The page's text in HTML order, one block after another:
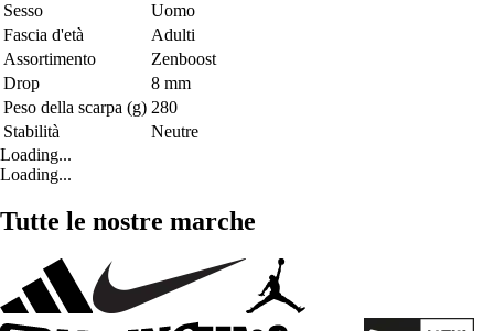
Sesso
Uomo
Fascia d'età
Adulti
Assortimento
Zenboost
Drop
8 mm
Peso della scarpa (g) 280
Stabilità
Neutre
Loading...
Loading...
Tutte le nostre marche